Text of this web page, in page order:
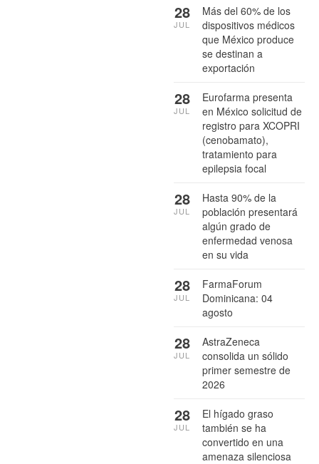
Más del 60% de los
dispositivos médicos
que México produce
se destinan a
exportación
28
JUL
Eurofarma presenta
en México solicitud de
registro para XCOPRI
(cenobamato),
tratamiento para
epilepsia focal
28
JUL
Hasta 90% de la
población presentará
algún grado de
enfermedad venosa
en su vida
28
JUL
FarmaForum
Dominicana: 04
agosto
28
JUL
AstraZeneca
consolida un sólido
primer semestre de
2026
28
JUL
El hígado graso
también se ha
convertido en una
amenaza silenciosa
28
JUL